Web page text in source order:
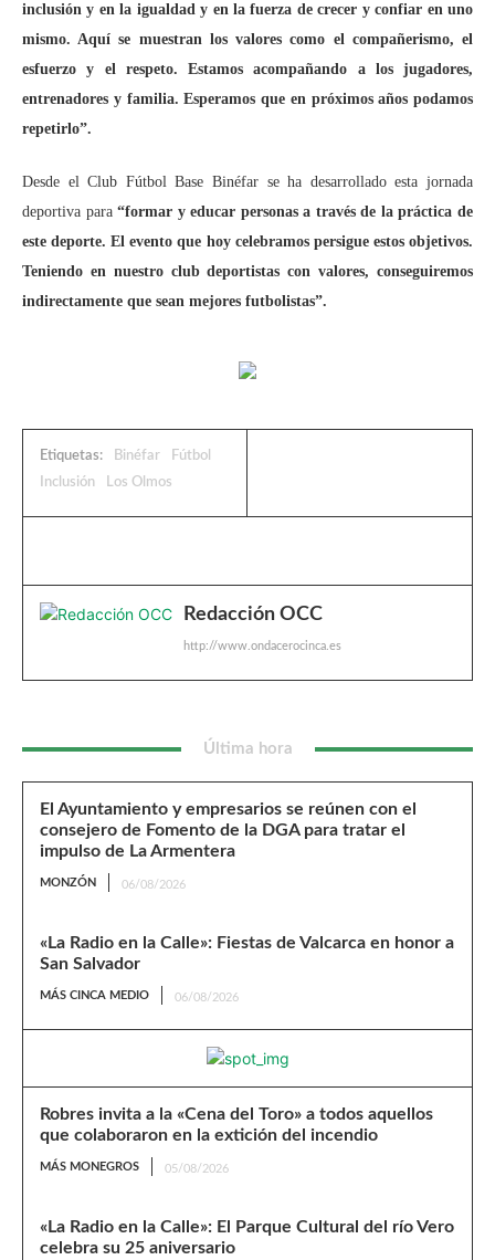
inclusión y en la igualdad y en la fuerza de crecer y confiar en uno
mismo. Aquí se muestran los valores como el compañerismo, el
esfuerzo y el respeto. Estamos acompañando a los jugadores,
entrenadores y familia. Esperamos que en próximos años podamos
repetirlo”.
Desde el Club Fútbol Base Binéfar se ha desarrollado esta jornada
deportiva para“formar y educar personas a través de la práctica de
este deporte. El evento que hoy celebramos persigue estos objetivos.
Teniendo en nuestro club deportistas con valores, conseguiremos
indirectamente que sean mejores futbolistas”.
Etiquetas: Binéfar
Fútbol
Inclusión
Los Olmos
Redacción OCC
http://www.ondacerocinca.es
Última hora
El Ayuntamiento y empresarios se reúnen con el
consejero de Fomento de la DGA para tratar el
impulso de La Armentera
MONZÓN 06/08/2026
«La Radio en la Calle»: Fiestas de Valcarca en honor a
San Salvador
MÁS CINCA MEDIO 06/08/2026
Robres invita a la «Cena del Toro» a todos aquellos
que colaboraron en la extición del incendio
MÁS MONEGROS 05/08/2026
«La Radio en la Calle»: El Parque Cultural del río Vero
celebra su 25 aniversario